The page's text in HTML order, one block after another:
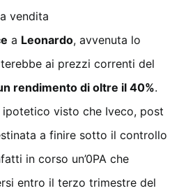
vendita
a Leonardo, avvenuta lo
ai prezzi correnti del
rendimento di oltre il 40%.
visto che Iveco, post
a finire sotto il controllo
in corso un’0PA che
entro il terzo trimestre del